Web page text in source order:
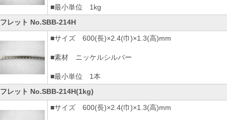
■最小単位 1kg
フレット No.SBB-214H
■サイズ 600(長)×2.4(巾)×1.3(高)mm
■素材 ニッケルシルバー
■最小単位 1本
フレット No.SBB-214H(1kg)
■サイズ 600(長)×2.4(巾)×1.3(高)mm